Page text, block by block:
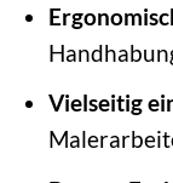
Vielseitig